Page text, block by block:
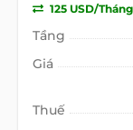
125 USD/Tháng
Tầng
Giá
Thuế